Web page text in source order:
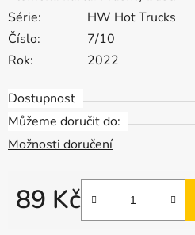
Série:
HW Hot Trucks
Číslo:
7/10
Rok:
2022
Dostupnost
Můžeme doručit do:
Možnosti doručení
89 Kč
Měrná cena: